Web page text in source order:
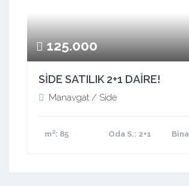
125.000
SİDE SATILIK 2+1 DAİRE!
Manavgat / Side
m²: 85 Oda S.: 2+1 Bina